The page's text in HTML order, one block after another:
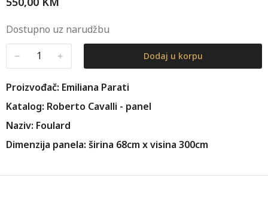
Dostupno uz narudžbu
﹣ ﹢ Dodaj u korpu
Proizvođač: Emiliana Parati
Katalog: Roberto Cavalli - panel
Naziv: Foulard
Dimenzija panela: širina 68cm x visina 300cm